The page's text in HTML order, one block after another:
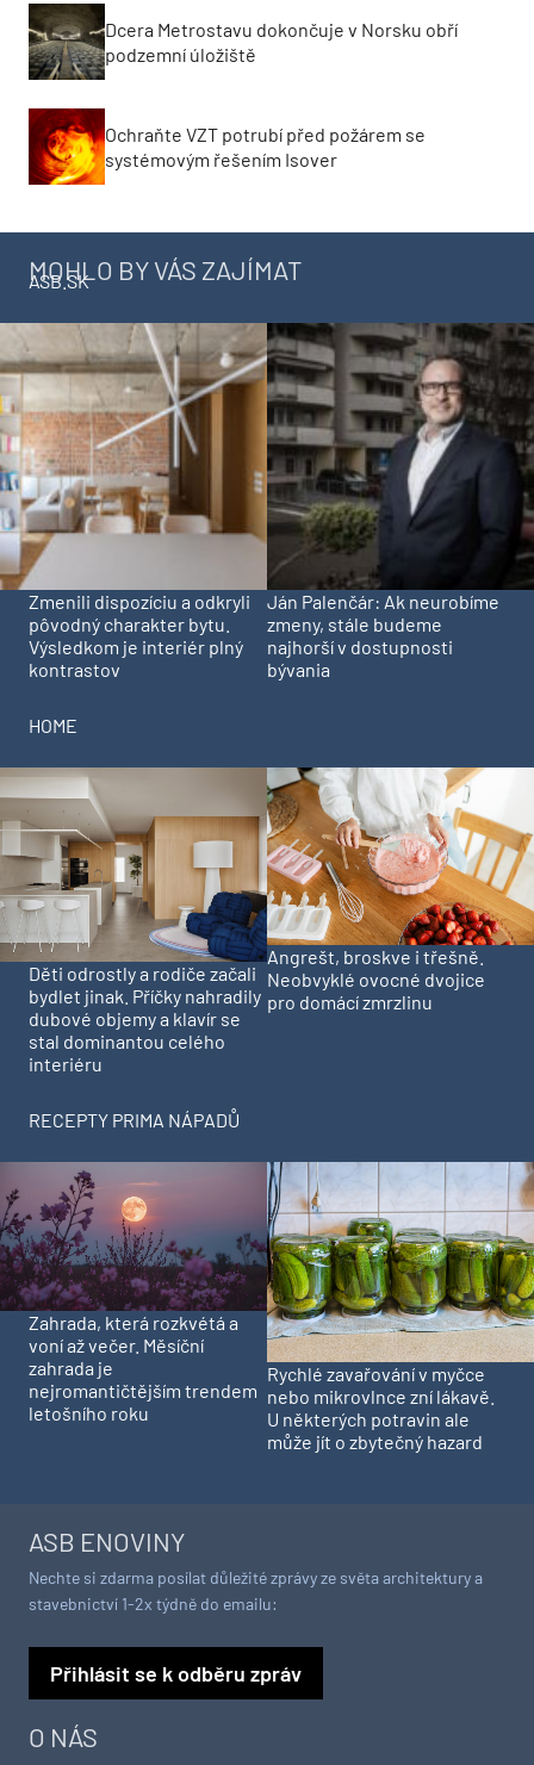
Dcera Metrostavu dokončuje v Norsku obří
podzemní úložiště
Ochraňte VZT potrubí před požárem se
systémovým řešením Isover
MOHLO BY VÁS ZAJÍMAT
ASB.SK
Zmenili dispozíciu a odkryli
pôvodný charakter bytu.
Výsledkom je interiér plný
kontrastov
Ján Palenčár: Ak neurobíme
zmeny, stále budeme
najhorší v dostupnosti
bývania
HOME
Děti odrostly a rodiče začali
bydlet jinak. Příčky nahradily
dubové objemy a klavír se
stal dominantou celého
interiéru
Angrešt, broskve i třešně.
Neobvyklé ovocné dvojice
pro domácí zmrzlinu
RECEPTY PRIMA NÁPADŮ
Zahrada, která rozkvétá a
voní až večer. Měsíční
zahrada je
nejromantičtějším trendem
letošního roku
Rychlé zavařování v myčce
nebo mikrovlnce zní lákavě.
U některých potravin ale
může jít o zbytečný hazard
O NÁS
ASB ENOVINY
Nechte si zdarma posílat důležité zprávy ze světa architektury a
stavebnictví 1-2x týdně do emailu:
Přihlásit se k odběru zpráv